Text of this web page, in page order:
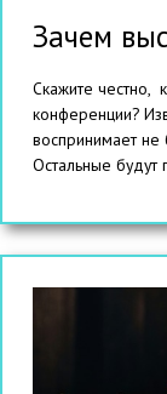
Зачем
Скажите честно,
конференции?
воспринимает
Остальные будут